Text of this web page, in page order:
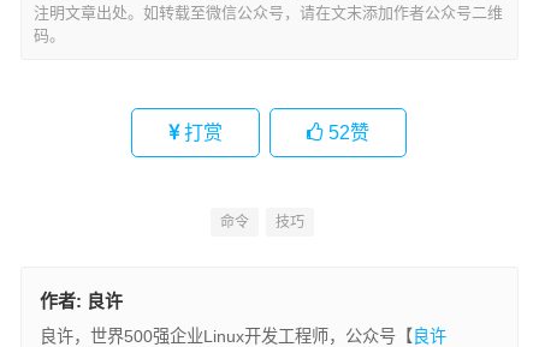
注明文章出处。如转载至微信公众号，请在文末添加作者公众号二维
码。
打赏 52赞
命令 技巧
作者: 良许
良许，世界500强企业Linux开发工程师，公众号【 良许